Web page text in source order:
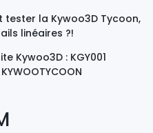
tester la Kywoo3D Tycoon,
linéaires ?!
Kywoo3D : KGY001